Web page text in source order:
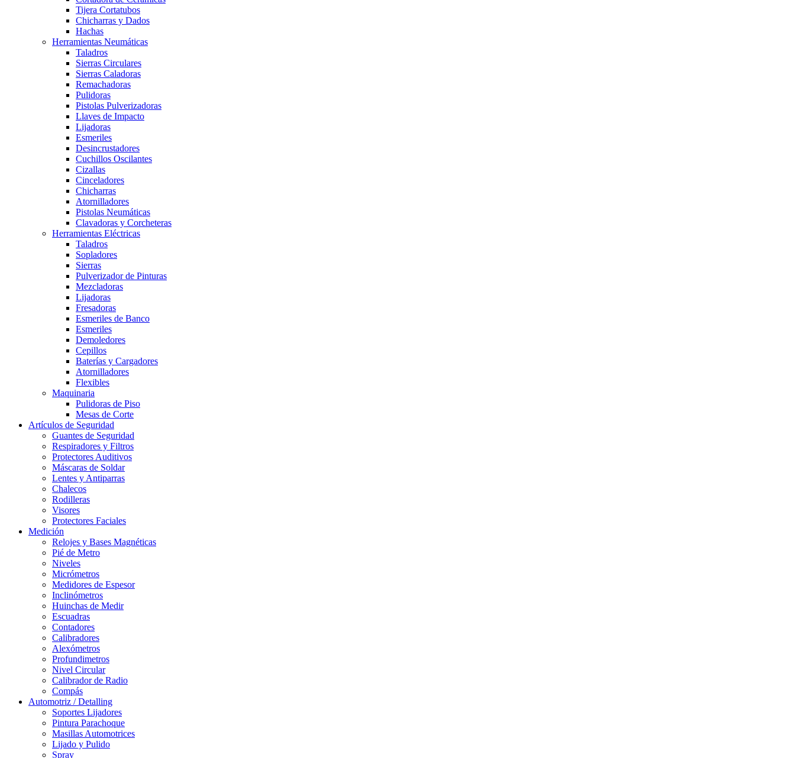
Tijera Cortatubos
Chicharras y Dados
Hachas
Herramientas Neumáticas
Taladros
Sierras Circulares
Sierras Caladoras
Remachadoras
Pulidoras
Pistolas Pulverizadoras
Llaves de Impacto
Lijadoras
Esmeriles
Desincrustadores
Cuchillos Oscilantes
Cizallas
Cinceladores
Chicharras
Atornilladores
Pistolas Neumáticas
Clavadoras y Corcheteras
Herramientas Eléctricas
Taladros
Sopladores
Sierras
Pulverizador de Pinturas
Mezcladoras
Lijadoras
Fresadoras
Esmeriles de Banco
Esmeriles
Demoledores
Cepillos
Baterías y Cargadores
Atornilladores
Flexibles
Maquinaria
Pulidoras de Piso
Mesas de Corte
Artículos de Seguridad
Guantes de Seguridad
Respiradores y Filtros
Protectores Auditivos
Máscaras de Soldar
Lentes y Antiparras
Chalecos
Rodilleras
Visores
Protectores Faciales
Medición
Relojes y Bases Magnéticas
Pié de Metro
Niveles
Micrómetros
Medidores de Espesor
Inclinómetros
Huinchas de Medir
Escuadras
Contadores
Calibradores
Alexómetros
Profundimetros
Nivel Circular
Calibrador de Radio
Compás
Automotriz / Detalling
Soportes Lijadores
Pintura Parachoque
Masillas Automotrices
Lijado y Pulido
Spray